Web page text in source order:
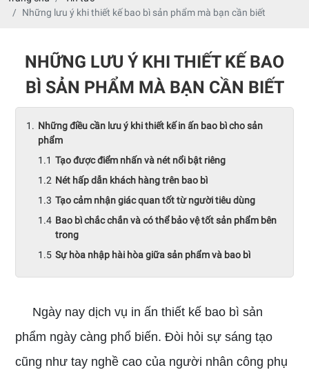
Những lưu ý khi thiết kế bao bì sản phẩm mà bạn cần biết
NHỮNG LƯU Ý KHI THIẾT KẾ BAO
BÌ SẢN PHẨM MÀ BẠN CẦN BIẾT
Những điều cần lưu ý khi thiết kế in ấn bao bì cho sản
phẩm
Tạo được điểm nhấn và nét nổi bật riêng
Nét hấp dẫn khách hàng trên bao bì
Tạo cảm nhận giác quan tốt từ người tiêu dùng
Bao bì chắc chắn và có thể bảo vệ tốt sản phẩm bên
trong
Sự hòa nhập hài hòa giữa sản phẩm và bao bì
Ngày nay dịch vụ in ấn thiết kế bao bì sản
phẩm ngày càng phổ biến. Đòi hỏi sự sáng tạo
cũng như tay nghề cao của người nhân công phụ